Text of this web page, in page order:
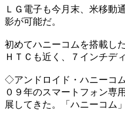
ＬＧ電子も今月末、米移動
影が可能だ。
初めてハニーコムを搭載し
ＨＴＣも近く、７インチデ
◇アンドロイド・ハニーコ
０９年のスマートフォン専
展してきた。「ハニーコム